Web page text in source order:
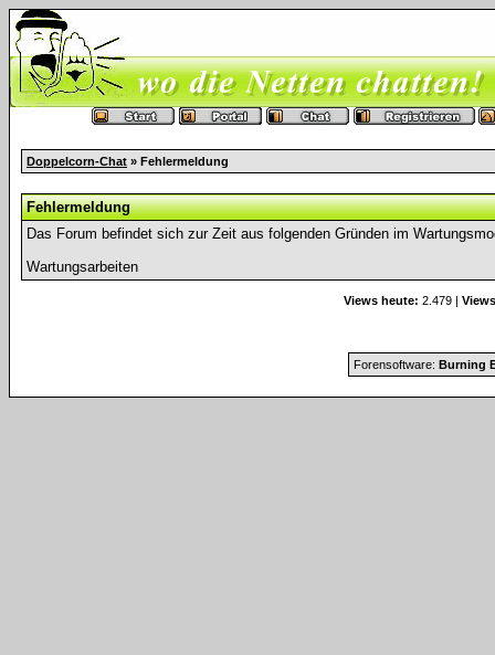
Doppelcorn-Chat » Fehlermeldung
Fehlermeldung
Das Forum befindet sich zur Zeit aus folgenden Gründen im
Wartungsarbeiten
Views heute: 2.479 |
Forensoftware: Burning